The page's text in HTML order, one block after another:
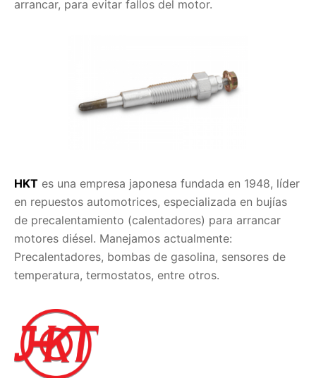
arrancar, para evitar fallos del motor.
HKT es una empresa japonesa fundada en 1948, líder
en repuestos automotrices, especializada en bujías
de precalentamiento (calentadores) para arrancar
motores diésel. Manejamos actualmente:
Precalentadores, bombas de gasolina, sensores de
temperatura, termostatos, entre otros.